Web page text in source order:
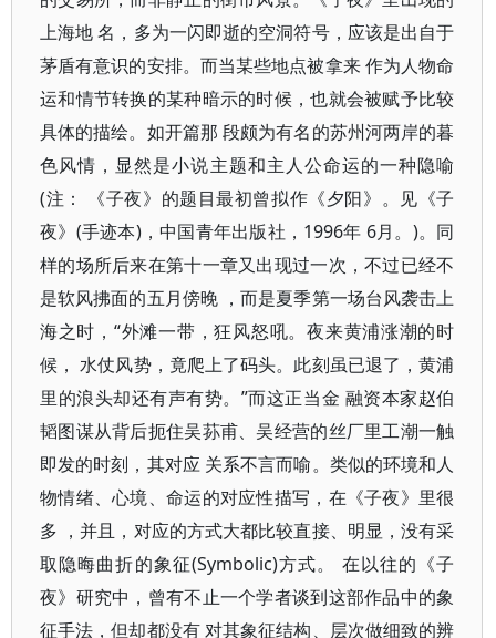
上海地 名，多为一闪即逝的空洞符号，应该是出自于
茅盾有意识的安排。而当某些地点被拿来 作为人物命
运和情节转换的某种暗示的时候，也就会被赋予比较
具体的描绘。如开篇那 段颇为有名的苏州河两岸的暮
色风情，显然是小说主题和主人公命运的一种隐喻
(注： 《子夜》的题目最初曾拟作《夕阳》。见《子
夜》(手迹本)，中国青年出版社，1996年 6月。)。同
样的场所后来在第十一章又出现过一次，不过已经不
是软风拂面的五月傍晚 ，而是夏季第一场台风袭击上
海之时，“外滩一带，狂风怒吼。夜来黄浦涨潮的时
候， 水仗风势，竟爬上了码头。此刻虽已退了，黄浦
里的浪头却还有声有势。”而这正当金 融资本家赵伯
韬图谋从背后扼住吴荪甫、吴经营的丝厂里工潮一触
即发的时刻，其对应 关系不言而喻。类似的环境和人
物情绪、心境、命运的对应性描写，在《子夜》里很
多 ，并且，对应的方式大都比较直接、明显，没有采
取隐晦曲折的象征(Symbolic)方式。 在以往的《子
夜》研究中，曾有不止一个学者谈到这部作品中的象
征手法，但却都没有 对其象征结构、层次做细致的辨